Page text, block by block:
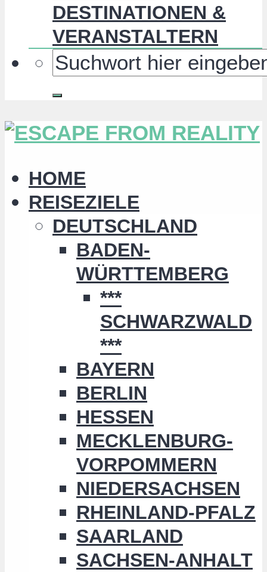
DESTINATIONEN &
VERANSTALTERN
HOME
REISEZIELE
DEUTSCHLAND
BADEN-
WÜRTTEMBERG
***
SCHWARZWALD
***
BAYERN
BERLIN
HESSEN
MECKLENBURG-
VORPOMMERN
NIEDERSACHSEN
RHEINLAND-PFALZ
SAARLAND
SACHSEN-ANHALT